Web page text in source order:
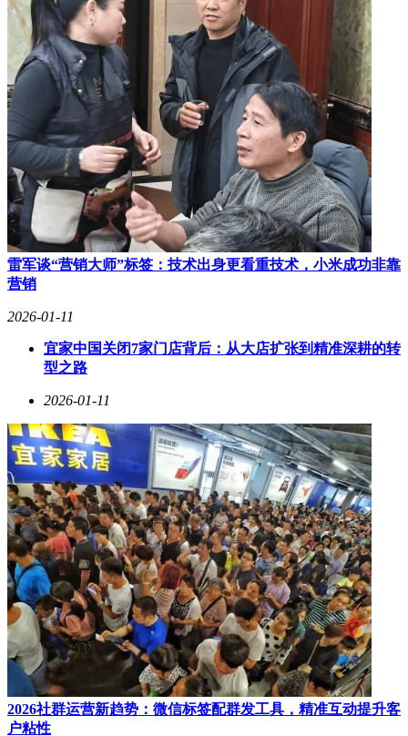
雷军谈“营销大师”标签：技术出身更看重技术，小米成功非靠
营销
2026-01-11
宜家中国关闭7家门店背后：从大店扩张到精准深耕的转
型之路
2026-01-11
2026社群运营新趋势：微信标签配群发工具，精准互动提升客
户粘性